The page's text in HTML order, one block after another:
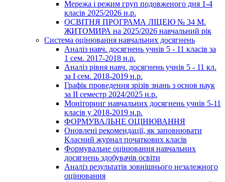
Мережа і режим груп подовженого дня 1-4
класів 2025/2026 н.р.
ОСВІТНЯ ПРОГРАМА ЛІЦЕЮ № 34 М.
ЖИТОМИРА на 2025/2026 навчальний рік
Система оцінювання навчальних досягнень
Аналіз навч. досягнень учнів 5 - 11 класів за
1 сем. 2017-2018 н.р.
Аналіз рівня навч. досягнень учнів 5 - 11 кл.
за І сем. 2018-2019 н.р.
Графік проведення зрізів знань з основ наук
за ІІ семестр 2024/2025 н.р.
Моніторинг навчальних досягнень учнів 5-11
класів у 2018-2019 н.р.
ФОРМУВАЛЬНЕ ОЦІНЮВАННЯ
Оновлені рекомендації, як заповнювати
Класний журнал початкових класів
Формувальне оцінювання навчальних
досягнень здобувачів освіти
Аналіз результатів зовнішнього незалежного
оцінювання